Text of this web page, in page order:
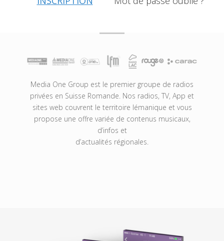
Media One Group est le premier groupe de radios
privées en Suisse Romande. Nos radios, TV, App et
sites web couvrent le territoire lémanique et vous
propose une offre variée de contenus musicaux,
d’infos et
d’actualités régionales.